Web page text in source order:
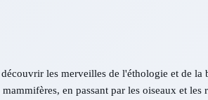
les merveilles de l'éthologie et de la
en passant par les oiseaux et les